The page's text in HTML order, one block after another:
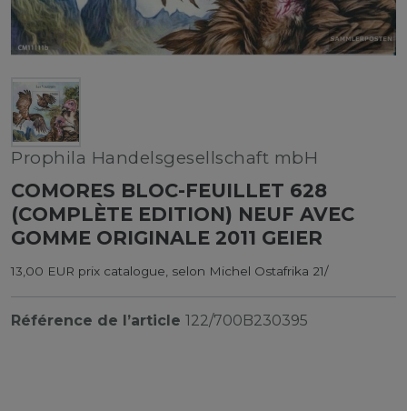
Prophila Handelsgesellschaft mbH
COMORES BLOC-FEUILLET 628
(COMPLÈTE EDITION) NEUF AVEC
GOMME ORIGINALE 2011 GEIER
13,00 EUR prix catalogue, selon Michel Ostafrika 21/
Référence de l’article 122/700B230395